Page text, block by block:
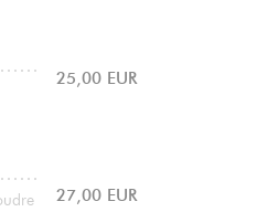
25,00 EUR
27,00 EUR